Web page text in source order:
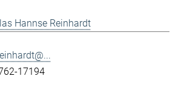
Hannse Reinhardt
17194